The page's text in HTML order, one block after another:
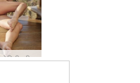
नतालिया सेंटोरिनी की आत्मा #21